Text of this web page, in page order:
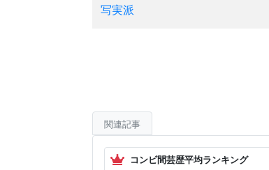
写実派
関連記事
コンビ間芸歴平均ランキング